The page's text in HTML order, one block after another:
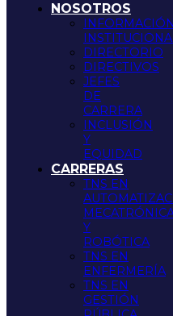
NOSOTROS
INFORMACIÓN
DIRECTORIO
DIRECTIVOS
JEFES
DE
CARRERA
INCLUSIÓN
Y
EQUIDAD
CARRERAS
TNS EN
Y
ROBÓTICA
TNS EN
ENFERMERÍA
TNS EN
GESTIÓN